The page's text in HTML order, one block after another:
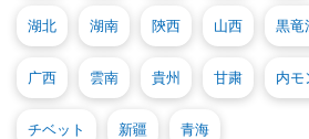
湖北 湖南 陝西 山西 黒竜
广西 雲南 貴州 甘粛 内モ
チベット 新疆 青海